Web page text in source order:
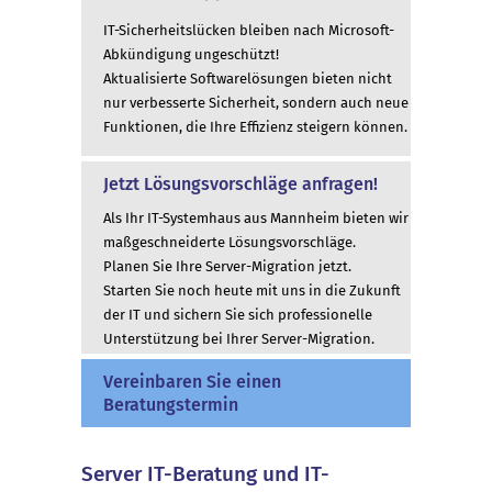
IT-Sicherheitslücken bleiben nach Microsoft-
Abkündigung ungeschützt!
Aktualisierte Softwarelösungen bieten nicht
nur verbesserte Sicherheit, sondern auch neue
Funktionen, die Ihre Effizienz steigern können.
Jetzt Lösungsvorschläge anfragen!
Als Ihr IT-Systemhaus aus Mannheim bieten wir
maßgeschneiderte Lösungsvorschläge.
Planen Sie Ihre Server-Migration jetzt.
Starten Sie noch heute mit uns in die Zukunft
der IT und sichern Sie sich professionelle
Unterstützung bei Ihrer Server-Migration.
Vereinbaren Sie einen
Beratungstermin
Server IT-Beratung und IT-